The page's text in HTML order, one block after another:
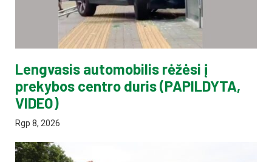
Lengvasis automobilis rėžėsi į
prekybos centro duris (PAPILDYTA,
VIDEO)
Rgp 8, 2026